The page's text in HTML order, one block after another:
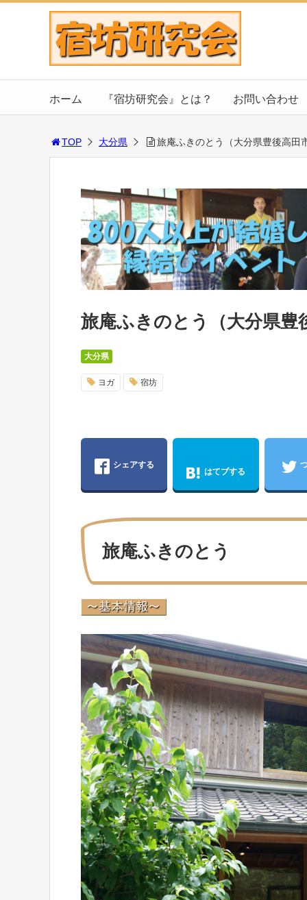
ホーム 『宿坊研究会』とは？ お問い合わせ
TOP 大分県 旅庵ふきのとう（大分県豊後高田
旅庵ふきのとう（大分県豊
大分県
ヨガ 宿坊
シェアする
はてブする
旅庵ふきのとう